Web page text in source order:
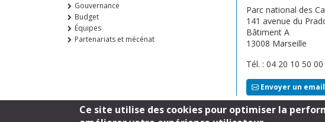
Gouvernance
Budget
Équipes
Partenariats et mécénat
Parc national des
141 avenue du
Bâtiment A
13008 Marseille
Tél. : 04 20 10 50 00
Envoyer un email
Ce site utilise des cookies pour optimiser la